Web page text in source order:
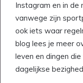
Instagram en in de
vanwege zijn
ook iets waar
blog lees je meer
leven en dingen
dagelijkse